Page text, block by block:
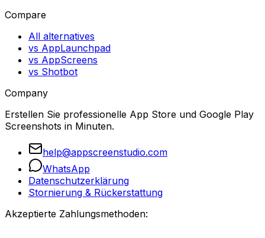
Compare
All alternatives
vs AppLaunchpad
vs AppScreens
vs Shotbot
Company
Erstellen Sie professionelle App Store und Google Play
Screenshots in Minuten.
help@appscreenstudio.com
WhatsApp
Datenschutzerklärung
Stornierung & Rückerstattung
Akzeptierte Zahlungsmethoden: